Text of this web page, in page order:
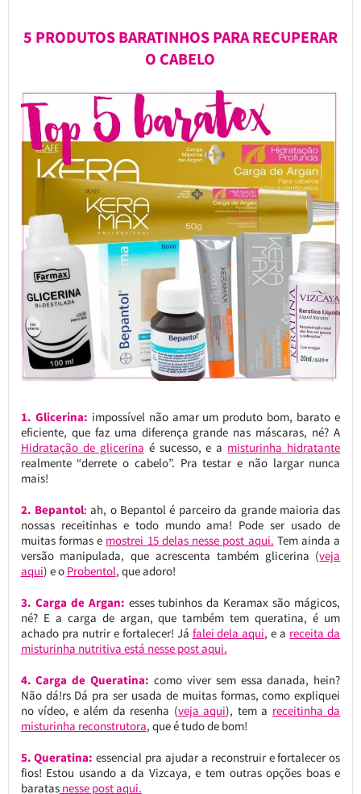
5 PRODUTOS BARATINHOS PARA RECUPERAR
O CABELO
1. Glicerina: impossível não amar um produto bom, barato e
eficiente, que faz uma diferença grande nas máscaras, né? A
Hidratação de glicerina é sucesso, e a misturinha hidratante
realmente “derrete o cabelo”. Pra testar e não largar nunca
mais!
2. Bepantol: ah, o Bepantol é parceiro da grande maioria das
nossas receitinhas e todo mundo ama! Pode ser usado de
muitas formas e mostrei 15 delas nesse post aqui. Tem ainda a
versão manipulada, que acrescenta também glicerina (veja
aqui) e o Probentol, que adoro!
3. Carga de Argan: esses tubinhos da Keramax são mágicos,
né? E a carga de argan, que também tem queratina, é um
achado pra nutrir e fortalecer! Já falei dela aqui, e a receita da
misturinha nutritiva está nesse post aqui.
4. Carga de Queratina: como viver sem essa danada, hein?
Não dá!rs Dá pra ser usada de muitas formas, como expliquei
no vídeo, e além da resenha (veja aqui), tem a receitinha da
misturinha reconstrutora, que é tudo de bom!
5. Queratina: essencial pra ajudar a reconstruir e fortalecer os
fios! Estou usando a da Vizcaya, e tem outras opções boas e
baratasnesse post aqui.